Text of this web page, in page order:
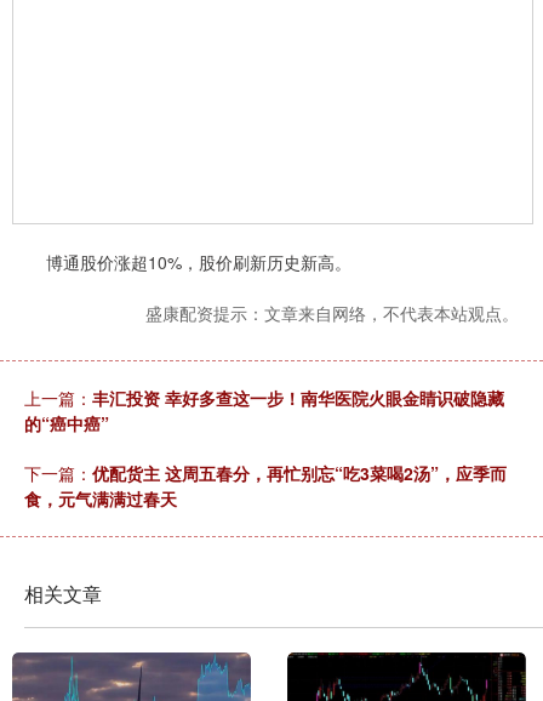
博通股价涨超10%，股价刷新历史新高。
盛康配资提示：文章来自网络，不代表本站观点。
上一篇： 丰汇投资 幸好多查这一步！南华医院火眼金睛识破隐藏
的“癌中癌”
下一篇： 优配货主 这周五春分，再忙别忘“吃3菜喝2汤”，应季而
食，元气满满过春天
相关文章